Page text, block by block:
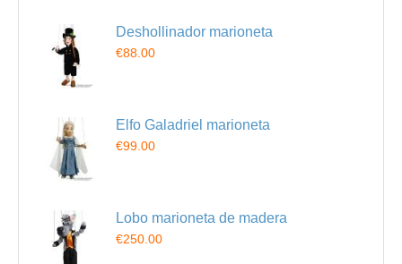
Deshollinador marioneta
€88.00
Elfo Galadriel marioneta
€99.00
Lobo marioneta de madera
€250.00